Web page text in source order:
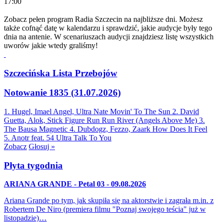
Zobacz pełen program Radia Szczecin na najbliższe dni. Możesz
także cofnąć datę w kalendarzu i sprawdzić, jakie audycje były tego
dnia na antenie. W scenariuszach audycji znajdziesz listę wszystkich
uworów jakie wtedy graliśmy!
Szczecińska Lista Przebojów
Notowanie 1835 (31.07.2026)
1. Hugel, Imael Angel, Ultra Nate Movin' To The Sun 2. David
Guetta, Alok, Stick Figure Run Run River (Angels Above Me) 3.
The Bausa Magnetic 4. Dubdogz, Fezzo, Zaark How Does It Feel
5. Anotr feat. 54 Ultra Talk To You
Zobacz Głosuj »
Płyta tygodnia
ARIANA GRANDE - Petal 03 - 09.08.2026
Ariana Grande po tym, jak skupiła się na aktorstwie i zagrała m.in. z
Robertem De Niro (premiera filmu "Poznaj swojego teścia" już w
listopadzie)…